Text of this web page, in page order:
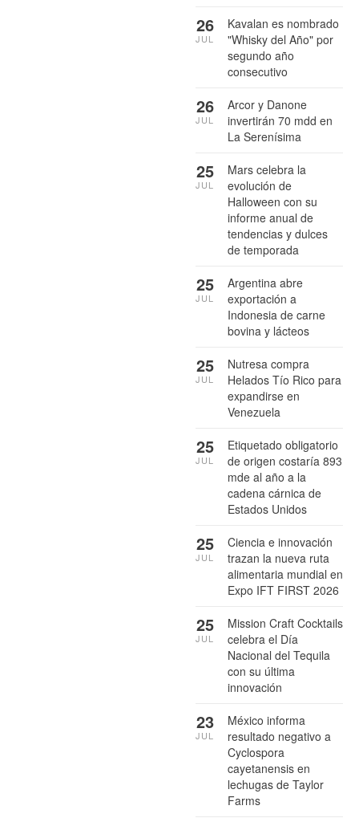
Kavalan es nombrado
"Whisky del Año" por
segundo año
consecutivo
26
JUL
Arcor y Danone
invertirán 70 mdd en
La Serenísima
26
JUL
Mars celebra la
evolución de
Halloween con su
informe anual de
tendencias y dulces
de temporada
25
JUL
Argentina abre
exportación a
Indonesia de carne
bovina y lácteos
25
JUL
Nutresa compra
Helados Tío Rico para
expandirse en
Venezuela
25
JUL
Etiquetado obligatorio
de origen costaría 893
mde al año a la
cadena cárnica de
Estados Unidos
25
JUL
Ciencia e innovación
trazan la nueva ruta
alimentaria mundial en
Expo IFT FIRST 2026
25
JUL
Mission Craft Cocktails
celebra el Día
Nacional del Tequila
con su última
innovación
25
JUL
México informa
resultado negativo a
Cyclospora
cayetanensis en
lechugas de Taylor
Farms
23
JUL